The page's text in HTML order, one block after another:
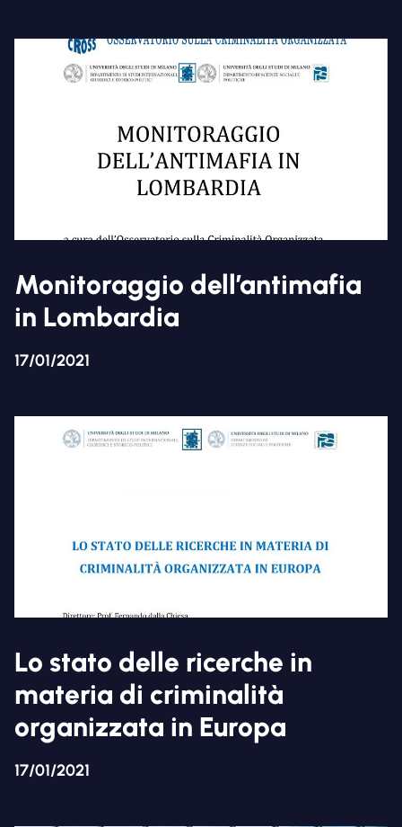
Monitoraggio dell’antimafia
in Lombardia
17/01/2021
Lo stato delle ricerche in
materia di criminalità
organizzata in Europa
17/01/2021